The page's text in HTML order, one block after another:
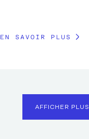
EN SAVOIR PLUS
AFFICHER PLUS